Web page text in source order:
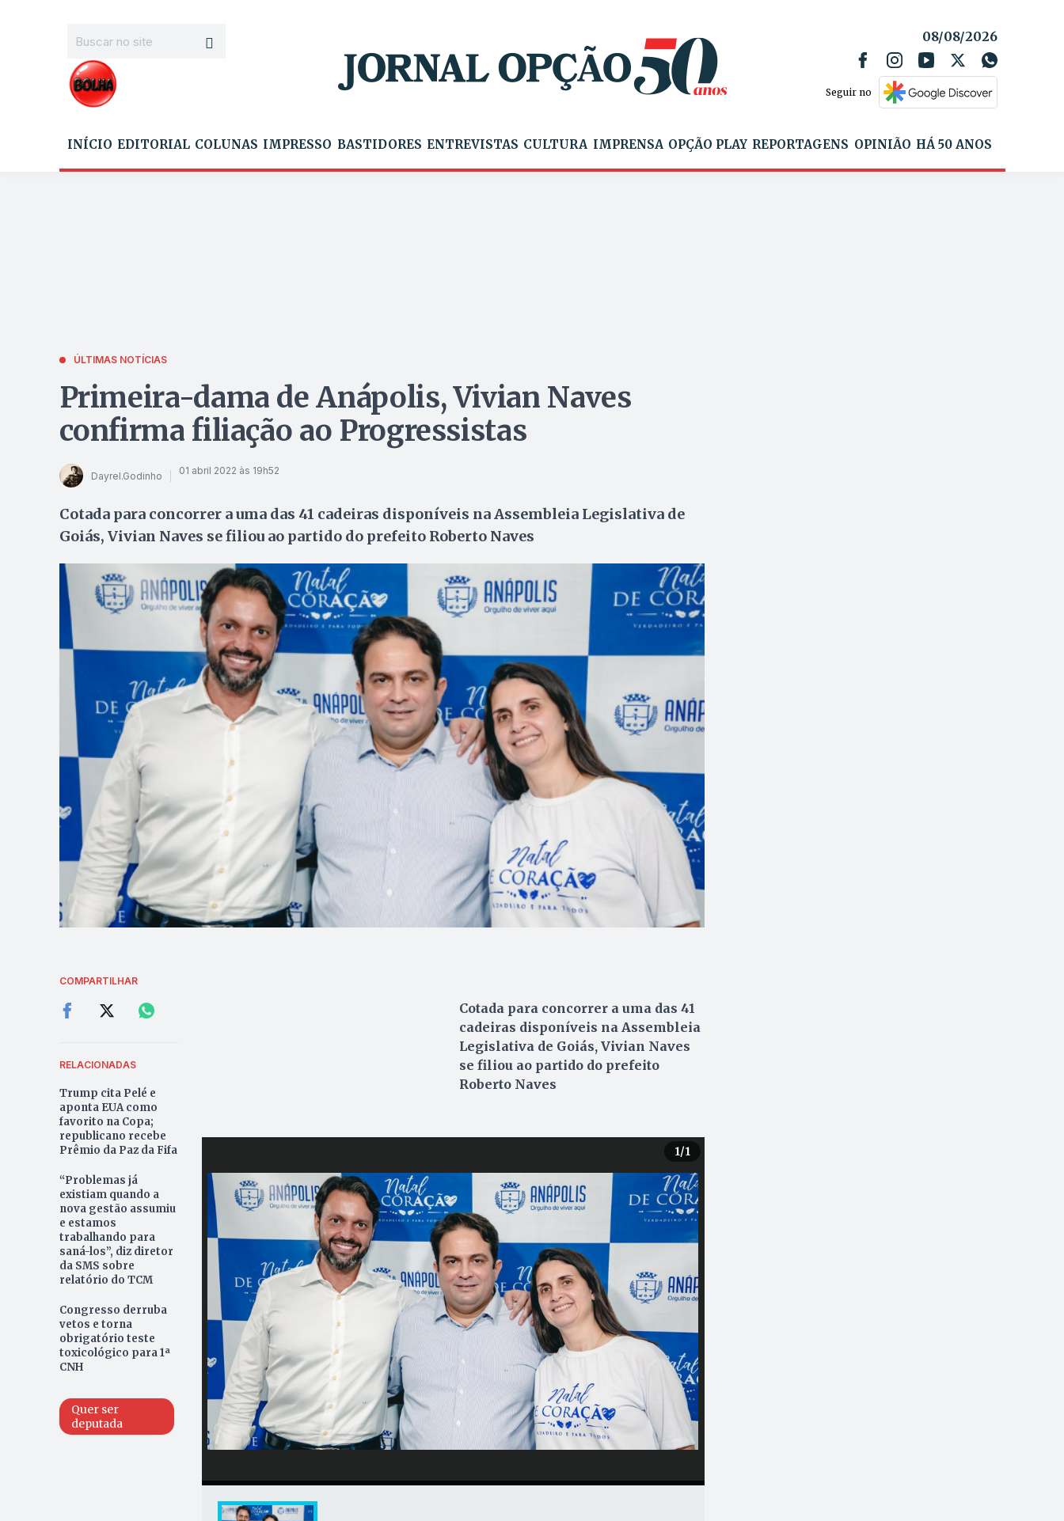
08/08/2026
Seguir no
INÍCIO EDITORIAL COLUNAS IMPRESSO BASTIDORES ENTREVISTAS CULTURA IMPRENSA OPÇÃO PLAY REPORTAGENS OPINIÃO HÁ 50 ANOS
ÚLTIMAS NOTÍCIAS
Primeira-dama de Anápolis, Vivian Naves
confirma filiação ao Progressistas
Dayrel.Godinho 01 abril 2022 às 19h52
Cotada para concorrer a uma das 41 cadeiras disponíveis na Assembleia Legislativa de
Goiás, Vivian Naves se filiou ao partido do prefeito Roberto Naves
COMPARTILHAR
RELACIONADAS
Trump cita Pelé e
aponta EUA como
favorito na Copa;
republicano recebe
Prêmio da Paz da Fifa
“Problemas já
existiam quando a
nova gestão assumiu
e estamos
trabalhando para
saná-los”, diz diretor
da SMS sobre
relatório do TCM
Congresso derruba
vetos e torna
obrigatório teste
toxicológico para 1ª
CNH
Quer ser
deputada
Cotada para concorrer a uma das 41
cadeiras disponíveis na Assembleia
Legislativa de Goiás, Vivian Naves
se filiou ao partido do prefeito
Roberto Naves
1/1